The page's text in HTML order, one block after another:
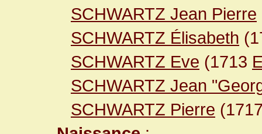
SCHWARTZ Jean Pierre
SCHWARTZ Élisabeth
SCHWARTZ Eve (1713
SCHWARTZ Jean
SCHWARTZ Pierre